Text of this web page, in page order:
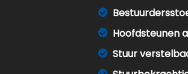
Hoofdsteunen
Stuur